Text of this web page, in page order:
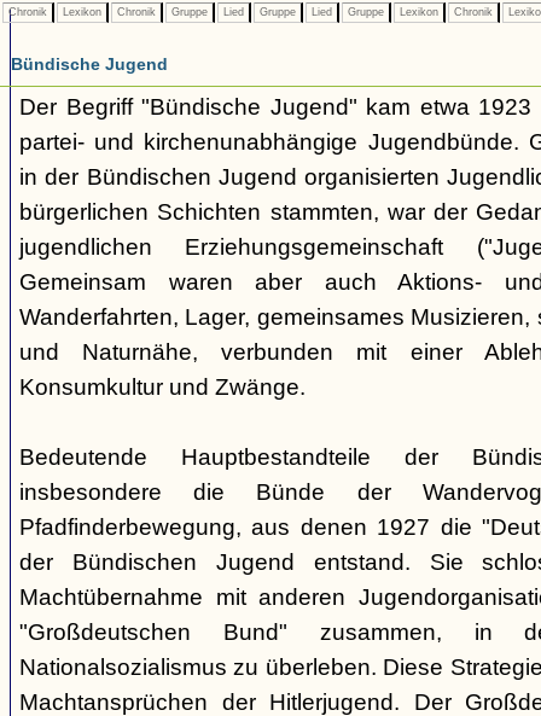
Chronik Lexikon Chronik Gruppe Lied Gruppe Lied Gruppe Lexikon Chronik
Bündische Jugend
Der Begriff "Bündische Jugend" kam etwa
partei- und kirchenunabhängige Jugendbünde.
in der Bündischen Jugend organisierten
bürgerlichen Schichten stammten, war der
jugendlichen Erziehungsgemeinschaft
Gemeinsam waren aber auch Aktions-
Wanderfahrten, Lager, gemeinsames
und Naturnähe, verbunden mit einer
Konsumkultur und Zwänge.
Bedeutende Hauptbestandteile der
insbesondere die Bünde der
Pfadfinderbewegung, aus denen 1927 die
der Bündischen Jugend entstand. Sie
Machtübernahme mit anderen
"Großdeutschen Bund" zusammen,
Nationalsozialismus zu überleben. Diese
Machtansprüchen der Hitlerjugend. Der